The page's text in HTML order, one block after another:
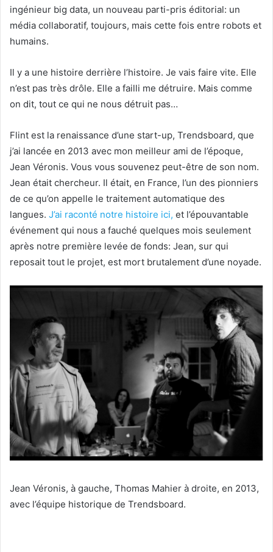
ingénieur big data, un nouveau parti-pris éditorial: un
média collaboratif, toujours, mais cette fois entre robots et
humains.
Il y a une histoire derrière l’histoire. Je vais faire vite. Elle
n’est pas très drôle. Elle a failli me détruire. Mais comme
on dit, tout ce qui ne nous détruit pas…
Flint est la renaissance d’une start-up, Trendsboard, que
j’ai lancée en 2013 avec mon meilleur ami de l’époque,
Jean Véronis. Vous vous souvenez peut-être de son nom.
Jean était chercheur. Il était, en France, l’un des pionniers
de ce qu’on appelle le traitement automatique des
langues. J’ai raconté notre histoire ici, et l’épouvantable
événement qui nous a fauché quelques mois seulement
après notre première levée de fonds: Jean, sur qui
reposait tout le projet, est mort brutalement d’une noyade.
Jean Véronis, à gauche, Thomas Mahier à droite, en 2013,
avec l’équipe historique de Trendsboard.